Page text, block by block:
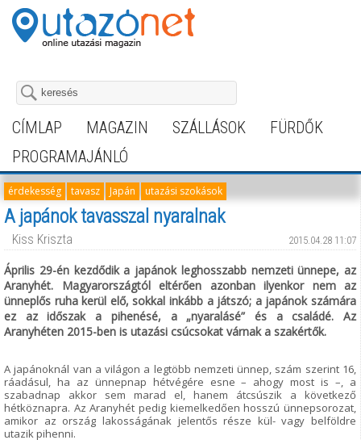
CÍMLAP MAGAZIN SZÁLLÁSOK
FÜRDŐK
PROGRAMAJÁNLÓ
érdekesség tavasz Japán utazási szokások
A japánok tavasszal nyaralnak
Kiss Kriszta 2015.04.28 11:07
Április 29-én kezdődik a japánok leghosszabb nemzeti ünnepe, az
Aranyhét. Magyarországtól eltérően azonban ilyenkor nem az
ünneplős ruha kerül elő, sokkal inkább a játszó; a japánok számára
ez az időszak a pihenésé, a „nyaralásé” és a családé. Az
Aranyhéten 2015-ben is utazási csúcsokat várnak a szakértők.
A japánoknál van a világon a legtöbb nemzeti ünnep, szám szerint 16,
ráadásul, ha az ünnepnap hétvégére esne – ahogy most is –, a
szabadnap akkor sem marad el, hanem átcsúszik a következő
hétköznapra. Az Aranyhét pedig kiemelkedően hosszú ünnepsorozat,
amikor az ország lakosságának jelentős része kül- vagy belföldre
utazik pihenni.